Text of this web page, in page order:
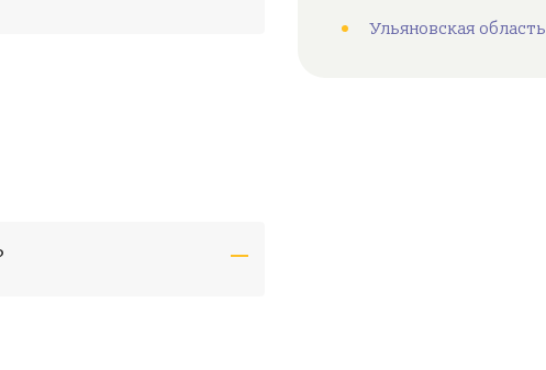
Ульяновская область